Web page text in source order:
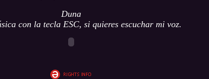
Duna
con la tecla ESC, si quieres escuchar mi voz.